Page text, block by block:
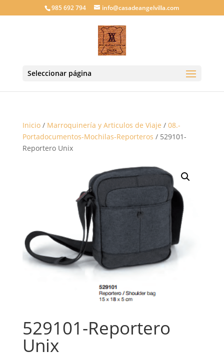
985 692 794 info@casadeangelvilla.com
Seleccionar página
Inicio/ Marroquinería y Articulos de Viaje / 08.-
Portadocumentos-Mochilas-Reporteros / 529101-
Reportero Unix
529101-Reportero
Unix